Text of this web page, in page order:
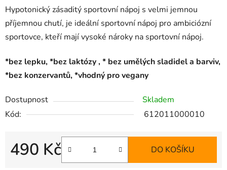
Hypotonický zásaditý sportovní nápoj s velmi jemnou
příjemnou chutí, je ideální sportovní nápoj pro ambiciózní
sportovce, kteří mají vysoké nároky na sportovní nápoj.
*bez lepku, *bez laktózy , * bez umělých sladidel a barviv,
*bez konzervantů, *vhodný pro vegany
Dostupnost
Skladem
Kód:
612011000010
490 Kč DO KOŠÍKU